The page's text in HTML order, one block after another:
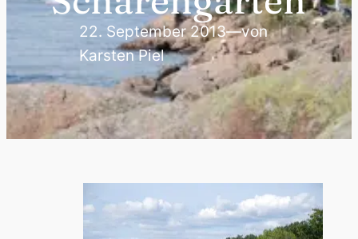
22. September 2013—von
Karsten Piel